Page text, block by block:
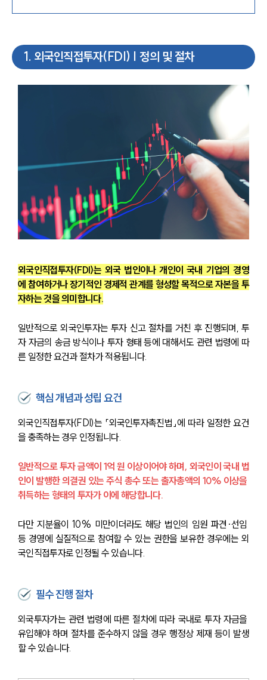
1 . 외국인직접투자(FDI) | 정의 및 절차
외국인직접투자(FDI)는 외국 법인이나 개인이 국내 기업의 경영
에 참여하거나 장기적인 경제적 관계를 형성할 목적으로 자본을 투
자하는 것을 의미합니다.
일반적으로 외국인투자는 투자 신고 절차를 거친 후 진행되며, 투
자 자금의 송금 방식이나 투자 형태 등에 대해서도 관련 법령에 따
른 일정한 요건과 절차가 적용됩니다.
핵심 개념과 성립 요건
외국인직접투자(FDI)는 「외국인투자촉진법」에 따라 일정한 요건
을 충족하는 경우 인정됩니다.
일반적으로 투자 금액이 1억 원 이상이어야 하며, 외국인이 국내 법
인이 발행한 의결권 있는 주식 총수 또는 출자총액의 10% 이상을
취득하는 형태의 투자가 이에 해당합니다.
다만 지분율이 10% 미만이더라도 해당 법인의 임원 파견·선임
등 경영에 실질적으로 참여할 수 있는 권한을 보유한 경우에는 외
국인직접투자로 인정될 수 있습니다.
필수 진행 절차
외국투자가는 관련 법령에 따른 절차에 따라 국내로 투자 자금을
유입해야 하며 절차를 준수하지 않을 경우 행정상 제재 등이 발생
할 수 있습니다.